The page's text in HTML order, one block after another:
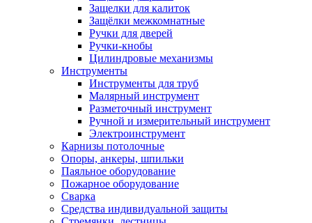
Защелки для калиток
Защёлки межкомнатные
Ручки для дверей
Ручки-кнобы
Цилиндровые механизмы
Инструменты
Инструменты для труб
Малярный инструмент
Разметочный инструмент
Ручной и измерительный инструмент
Электроинструмент
Карнизы потолочные
Опоры, анкеры, шпильки
Паяльное оборудование
Пожарное оборудование
Сварка
Средства индивидуальной защиты